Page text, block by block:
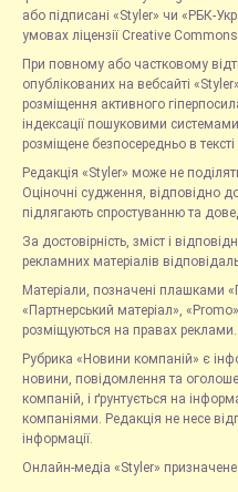
або підписані «Styler» чи «РБК-
умовах ліцензії Creative
При повному або частковому
опублікованих на вебсайті
розміщення активного
індексації пошуковими
розміщене безпосередньо в
Редакція «Styler» може не
Оціночні судження, відповідно
підлягають спростуванню та
За достовірність, зміст і
рекламних матеріалів
Матеріали, позначені плашками
«Партнерський матеріал»,
розміщуються на правах реклами.
Рубрика «Новини компаній» є
новини, повідомлення та
компаній, і ґрунтується на
компаніями. Редакція не несе
інформації.
Онлайн-медіа «Styler» призначене